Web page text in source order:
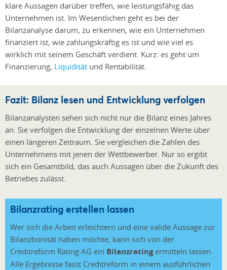
klare Aussagen darüber treffen, wie leistungsfähig das
Unternehmen ist. Im Wesentlichen geht es bei der
Bilanzanalyse darum, zu erkennen, wie ein Unternehmen
finanziert ist, wie zahlungskräftig es ist und wie viel es
wirklich mit seinem Geschäft verdient. Kurz: es geht um
Finanzierung, Liquidität und Rentabilität.
Fazit: Bilanz lesen und Entwicklung verfolgen
Bilanzanalysten sehen sich nicht nur die Bilanz eines Jahres
an. Sie verfolgen die Entwicklung der einzelnen Werte über
einen längeren Zeitraum. Sie vergleichen die Zahlen des
Unternehmens mit jenen der Wettbewerber. Nur so ergibt
sich ein Gesamtbild, das auch Aussagen über die Zukunft des
Betriebes zulässt.
Bilanzrating erstellen lassen
Wer sich die Arbeit erleichtern und eine valide Aussage zur
Bilanzbonität haben möchte, kann sich von der
Creditreform Rating AG ein Bilanzratingermitteln lassen.
Alle Ergebnisse fasst Creditreform in einem ausführlichen